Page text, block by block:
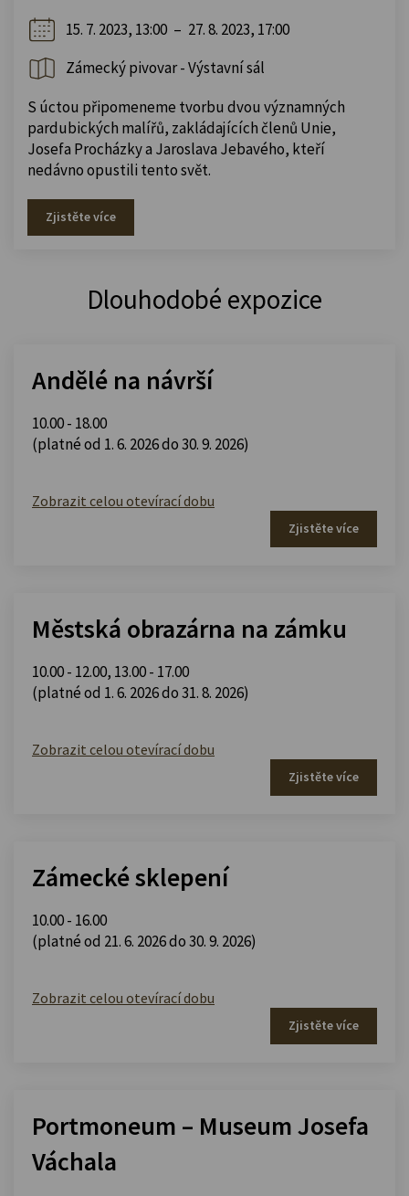
15. 7. 2023, 13:00 – 27. 8. 2023, 17:00
Zámecký pivovar - Výstavní sál
S úctou připomeneme tvorbu dvou významných
pardubických malířů, zakládajících členů Unie,
Josefa Procházky a Jaroslava Jebavého, kteří
nedávno opustili tento svět.
Zjistěte více
Dlouhodobé expozice
Andělé na návrší
10.00 - 18.00
(platné od 1. 6. 2026 do 30. 9. 2026)
Zobrazit celou otevírací dobu
Zjistěte více
Městská obrazárna na zámku
10.00 - 12.00, 13.00 - 17.00
(platné od 1. 6. 2026 do 31. 8. 2026)
Zobrazit celou otevírací dobu
Zjistěte více
Zámecké sklepení
10.00 - 16.00
(platné od 21. 6. 2026 do 30. 9. 2026)
Zobrazit celou otevírací dobu
Zjistěte více
Portmoneum – Museum Josefa
Váchala